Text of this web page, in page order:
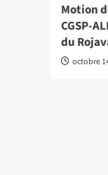
Motion
CGSP-
du
octobre